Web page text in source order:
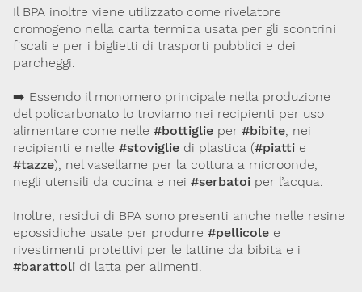
Il BPA inoltre viene utilizzato come rivelatore
cromogeno nella carta termica usata per gli scontrini
fiscali e per i biglietti di trasporti pubblici e dei
parcheggi.
➡️ Essendo il monomero principale nella produzione
del policarbonato lo troviamo nei recipienti per uso
alimentare come nelle #bottiglie per #bibite, nei
recipienti e nelle #stoviglie di plastica (#piatti e
#tazze), nel vasellame per la cottura a microonde,
negli utensili da cucina e nei #serbatoi per l’acqua.
Inoltre, residui di BPA sono presenti anche nelle resine
epossidiche usate per produrre #pellicole e
rivestimenti protettivi per le lattine da bibita e i
#barattoli di latta per alimenti.
P.I. 06792491000
Codice SDI: M5UXCR1
T. 02-29520311
M. Segreteria@sitox.org
Link utili
La Società
Documenti Eventi
Cookie Policy Privacy Policy Archivio